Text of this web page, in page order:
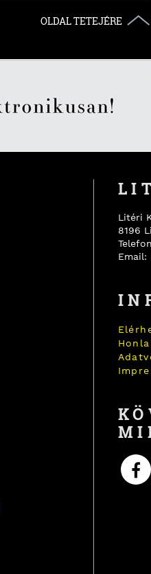
OLDAL TETEJÉRE
Litéri
8196
Email: